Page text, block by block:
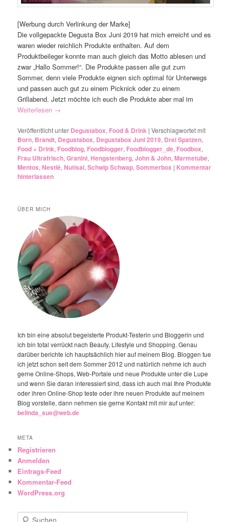
[Werbung durch Verlinkung der Marke]
Die vollgepackte Degusta Box Juni 2019 hat mich erreicht und es
waren wieder reichlich Produkte enthalten. Auf dem
Produktbeileger konnte man auch gleich das Motto ablesen und
zwar „Hallo Sommer!“. Die Produkte passen alle gut zum
Sommer, denn viele Produkte eignen sich optimal für Unterwegs
und passen auch gut zu einem Picknick oder zu einem
Grillabend. Jetzt möchte ich euch die Produkte aber mal im
Weiterlesen →
Veröffentlicht unter Degustabox, Food & Drink |Verschlagwortet mit
Born, Brandt, Degustabox, Degustabox Juni 2019, Drei Spatzen,
Food + Drink, Foodblog, Foodblogger, Foodblogger_de, Foodbox,
Frau Ultrafrisch,Granini,Hengstenberg,John & John,Marmetube,
Mentos,Nestlé,Nutisal,Schwip Schwap,Sommerbox | Kommentar
hinterlassen
ÜBER MICH
Ich bin eine absolut begeisterte Produkt-Testerin und Bloggerin und
ich bin total verrückt nach Beauty, Lifestyle und Shopping. Genau
darüber berichte ich hauptsächlich hier auf meinem Blog. Bloggen tue
ich jetzt schon seit dem Sommer 2012 und natürlich nehme ich auch
gerne Online-Shops, Web-Portale und neue Produkte unter die Lupe
und wenn Sie daran interessiert sind, dass ich auch mal Ihre Produkte
oder ihren Online-Shop teste oder ihre neuen Produkte auf meinem
Blog vorstelle, dann nehmen sie gerne Kontakt mit mir auf unter:
belinda_sue@web.de
META
Registrieren
Anmelden
Eintrags-Feed
Kommentar-Feed
WordPress.org
Suchen